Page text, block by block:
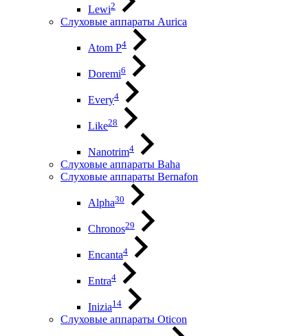
Lewi2
Слуховые аппараты Aurica
Atom P4
Doremi6
Every4
Like28
Nanotrim4
Слуховые аппараты Baha
Слуховые аппараты Bernafon
Alpha30
Chronos29
Encanta4
Entra4
Inizia14
Слуховые аппараты Oticon